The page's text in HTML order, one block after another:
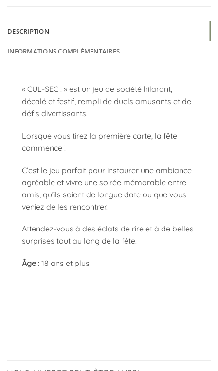
DESCRIPTION
INFORMATIONS COMPLÉMENTAIRES
« CUL-SEC ! » est un jeu de société hilarant,
décalé et festif, rempli de duels amusants et de
défis divertissants.
Lorsque vous tirez la première carte, la fête
commence !
C’est le jeu parfait pour instaurer une ambiance
agréable et vivre une soirée mémorable entre
amis, qu’ils soient de longue date ou que vous
veniez de les rencontrer.
Attendez-vous à des éclats de rire et à de belles
surprises tout au long de la fête.
Âge : 18 ans et plus